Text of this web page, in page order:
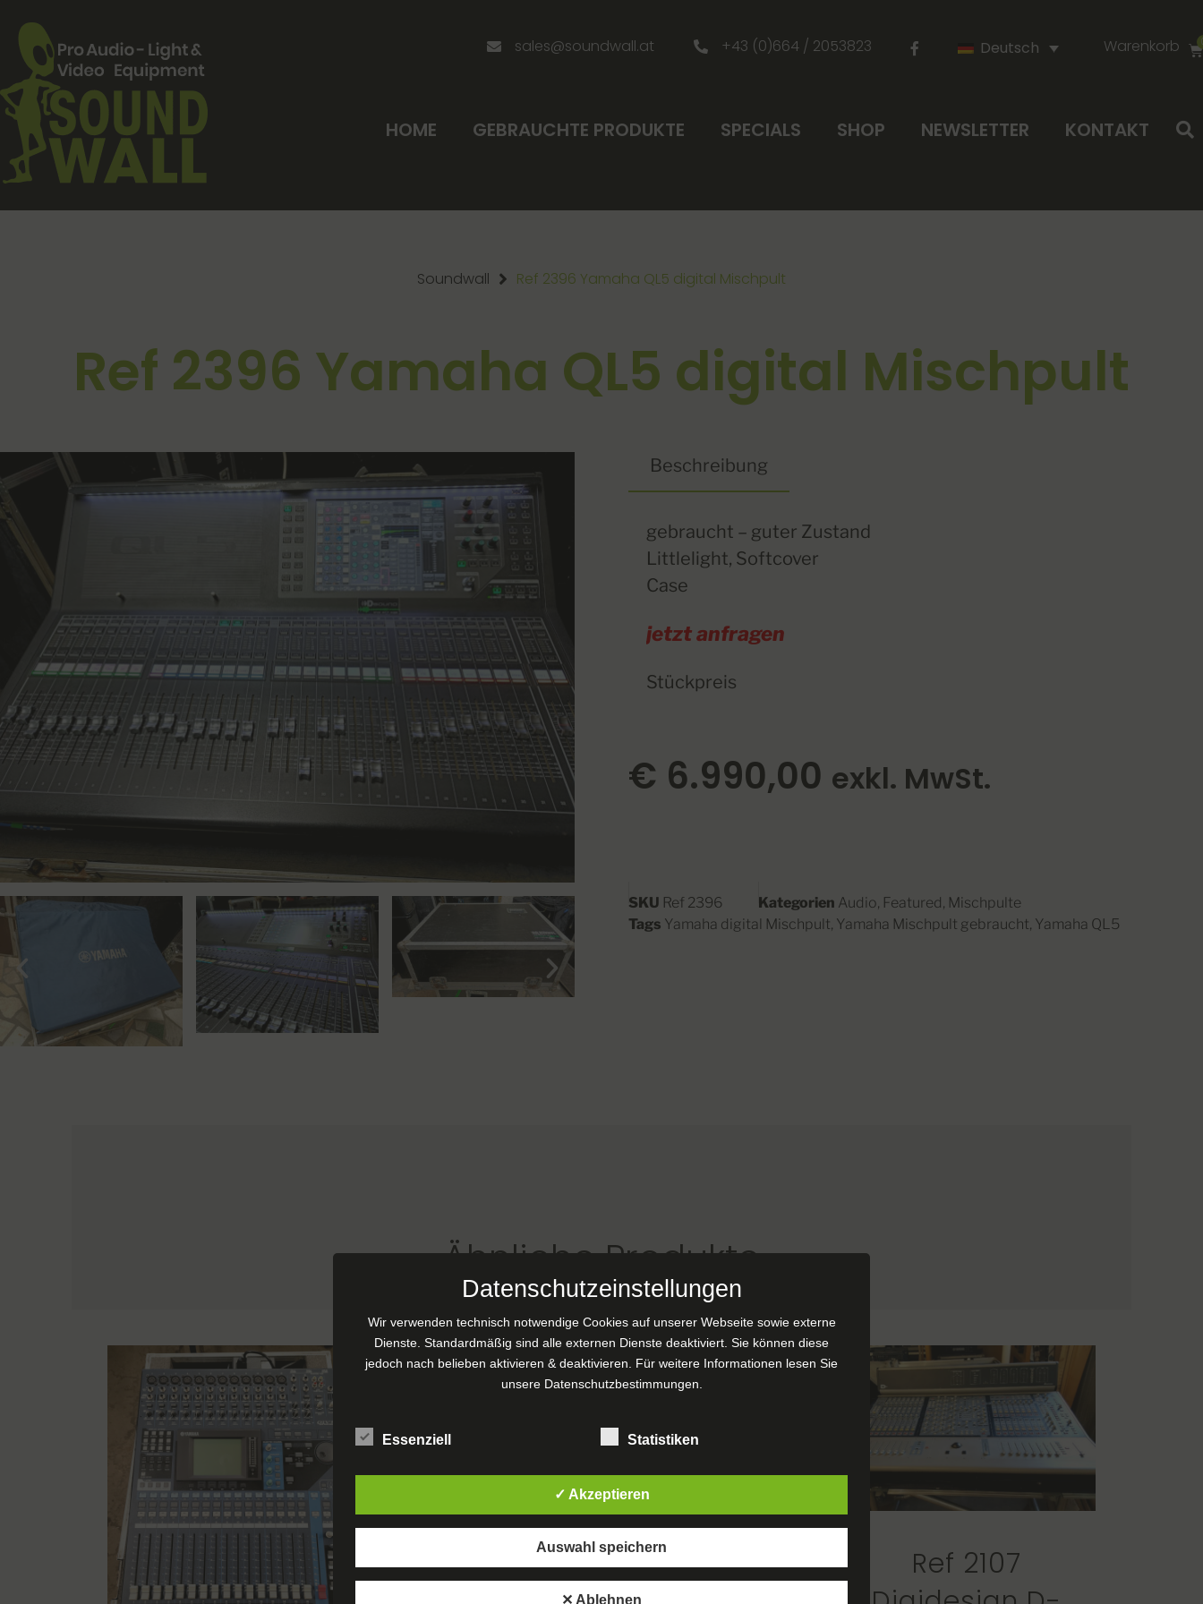
sales@soundwall.at +43 (0)664 / 2053823 Deutsch Warenkorb
HOME GEBRAUCHTE PRODUKTE SPECIALS SHOP NEWSLETTER KONTAKT
Soundwall Ref 2396 Yamaha QL5 digital Mischpult
Ref 2396 Yamaha QL5 digital Mischpult
Beschreibung
gebraucht – guter Zustand
Littlelight, Softcover
Case
jetzt anfragen
Stückpreis
€ 6.990,00 exkl. MwSt.
SKU Ref 2396 Kategorien Audio, Featured, Mischpulte
Tags Yamaha digital Mischpult, Yamaha Mischpult gebraucht, Yamaha QL5
Ähnliche Produkte
Ref 2107
Datenschutzeinstellungen
Wir verwenden technisch notwendige Cookies auf unserer Webseite sowie externe
Dienste. Standardmäßig sind alle externen Dienste deaktiviert. Sie können diese
jedoch nach belieben aktivieren & deaktivieren. Für weitere Informationen lesen Sie
unsere Datenschutzbestimmungen
Essenziell Statistiken
✓ Akzeptieren
Auswahl speichern
✕ Ablehnen